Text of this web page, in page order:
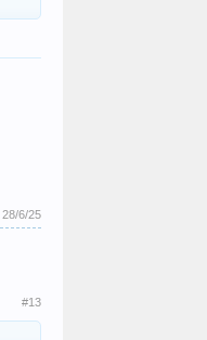
28/6/25
#13